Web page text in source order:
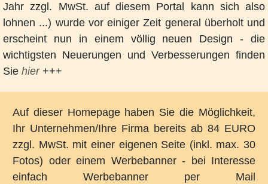
Jahr zzgl. MwSt. auf diesem Portal kann sich also
lohnen ...) wurde vor einiger Zeit general überholt und
erscheint nun in einem völlig neuen Design - die
wichtigsten Neuerungen und Verbesserungen finden
Sie hier+++
Auf dieser Homepage haben Sie die Möglichkeit,
Ihr Unternehmen/Ihre Firma bereits ab 84 EURO
zzgl. MwSt. mit einer eigenen Seite (inkl. max. 30
Fotos) oder einem Werbebanner - bei Interesse
einfach Werbebanner per Mail